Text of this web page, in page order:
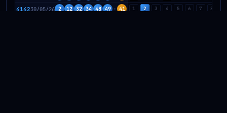
414230/05/26 2 12 32 34 48 49 41 1 2 3 4 5 6 7 8